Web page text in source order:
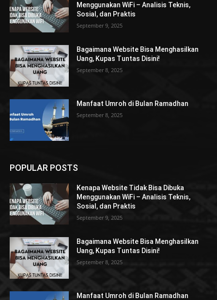
Menggunakan WiFi – Analisis Teknis,
Sosial, dan Praktis
September 9, 2025
Bagaimana Website Bisa Menghasilkan
Uang, Kupas Tuntas Disini!
September 8, 2025
Manfaat Umroh di Bulan Ramadhan
September 8, 2025
POPULAR POSTS
Kenapa Website Tidak Bisa Dibuka
Menggunakan WiFi – Analisis Teknis,
Sosial, dan Praktis
September 9, 2025
Bagaimana Website Bisa Menghasilkan
Uang, Kupas Tuntas Disini!
September 8, 2025
Manfaat Umroh di Bulan Ramadhan